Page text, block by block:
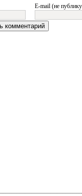
E-mail (не